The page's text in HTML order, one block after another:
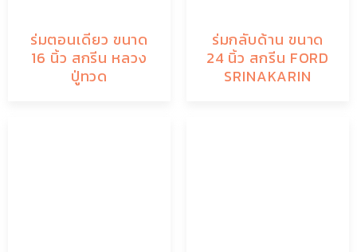
ร่มตอนเดียว ขนาด
16 นิ้ว สกรีน หลวง
ปู่ทวด
ร่มกลับด้าน ขนาด
24 นิ้ว สกรีน FORD
SRINAKARIN